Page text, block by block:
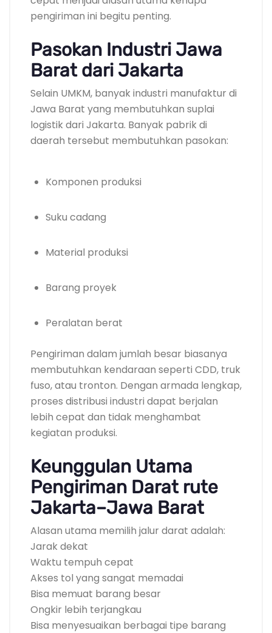
pengiriman ini begitu penting.
Pasokan Industri Jawa
Barat dari Jakarta
Selain UMKM, banyak industri manufaktur di
Jawa Barat yang membutuhkan suplai
logistik dari Jakarta. Banyak pabrik di
daerah tersebut membutuhkan pasokan:
Komponen produksi
Suku cadang
Material produksi
Barang proyek
Peralatan berat
Pengiriman dalam jumlah besar biasanya
membutuhkan kendaraan seperti CDD, truk
fuso, atau tronton. Dengan armada lengkap,
proses distribusi industri dapat berjalan
lebih cepat dan tidak menghambat
kegiatan produksi.
Keunggulan Utama
Pengiriman Darat rute
Jakarta–Jawa Barat
Alasan utama memilih jalur darat adalah:
Jarak dekat
Waktu tempuh cepat
Akses tol yang sangat memadai
Bisa memuat barang besar
Ongkir lebih terjangkau
Bisa menyesuaikan berbagai tipe barang